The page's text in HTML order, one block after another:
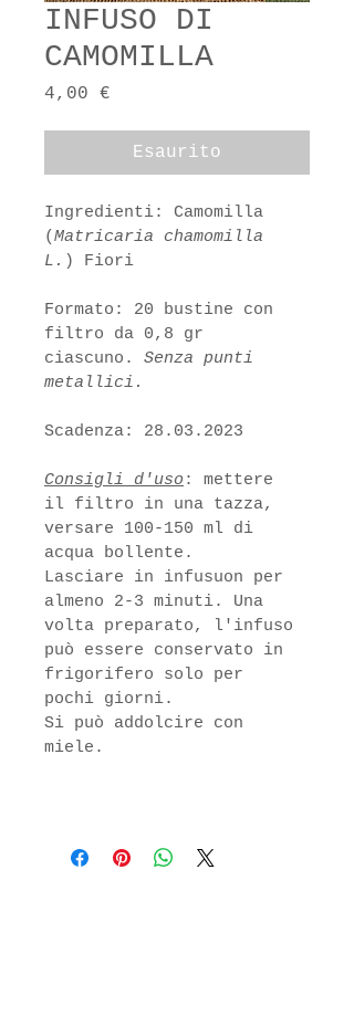
INFUSO DI
CAMOMILLA
4,00 €
Esaurito
Ingredienti: Camomilla
(Matricaria chamomilla
L. ) Fiori
Formato: 20 bustine con
filtro da 0,8 gr
ciascuno. Senza punti
metallici.
Scadenza: 28.03.2023
Consigli d'uso: mettere
il filtro in una tazza,
versare 100-150 ml di
acqua bollente.
Lasciare in infusuon per
almeno 2-3 minuti. Una
volta preparato, l'infuso
può essere conservato in
frigorifero solo per
pochi giorni.
Si può addolcire con
miele.